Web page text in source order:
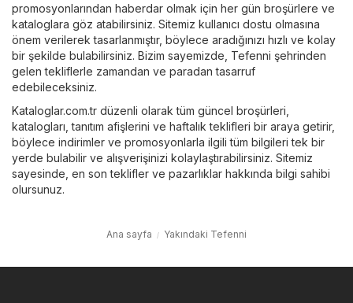
promosyonlarından haberdar olmak için her gün broşürlere ve
kataloglara göz atabilirsiniz. Sitemiz kullanıcı dostu olmasına
önem verilerek tasarlanmıştır, böylece aradığınızı hızlı ve kolay
bir şekilde bulabilirsiniz. Bizim sayemizde, Tefenni şehrinden
gelen tekliflerle zamandan ve paradan tasarruf
edebileceksiniz.
Kataloglar.com.tr düzenli olarak tüm güncel broşürleri,
katalogları, tanıtım afişlerini ve haftalık teklifleri bir araya getirir,
böylece indirimler ve promosyonlarla ilgili tüm bilgileri tek bir
yerde bulabilir ve alışverişinizi kolaylaştırabilirsiniz. Sitemiz
sayesinde, en son teklifler ve pazarlıklar hakkında bilgi sahibi
olursunuz.
Ana sayfa Yakındaki Tefenni